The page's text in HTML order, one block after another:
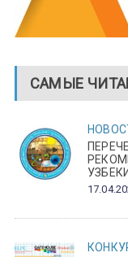
САМЫЕ